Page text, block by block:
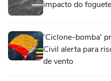
impacto do
'Ciclone-bomba'
Civil alerta para
de vento